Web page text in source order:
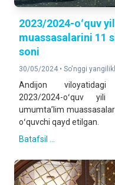
2023/2024-oʻquv
muassasalarini 11
soni
30/05/2024 • So'nggi
Andijon viloyatidagi
2023/2024-oʻquv
umumtaʼlim
oʻquvchi qayd etilgan.
Batafsil ...